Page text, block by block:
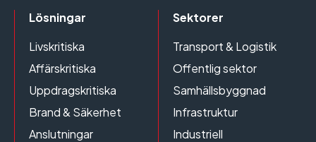
Lösningar
Livskritiska
Affärskritiska
Uppdragskritiska
Brand & Säkerhet
Anslutningar
Sektorer
Transport & Logistik
Offentlig sektor
Samhällsbyggnad
Infrastruktur
Industriell